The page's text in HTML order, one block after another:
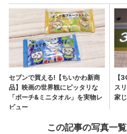
この記事の写真一